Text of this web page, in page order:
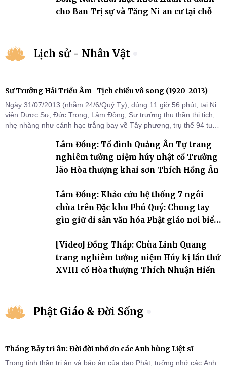
cho Ban Trị sự và Tăng Ni an cư tại chỗ
Lịch sử - Nhân Vật
Sư Trưởng Hải Triều Âm- Tịch chiếu vô song (1920-2013)
Ngày 31/07/2013 (nhằm 24/6/Quý Tỵ), đúng 11 giờ 56 phút, tại Ni
viện Dược Sư, Đức Trọng, Lâm Đồng, Sư trưởng thu thần thị tịch,
nhẹ nhàng như cánh hạc trắng bay về Tây phương, trụ thế 94 tuổi
Lâm Đồng: Tổ đình Quảng Ân Tự trang
nghiêm tưởng niệm húy nhật cố Trưởng
lão Hòa thượng khai sơn Thích Hồng Ân
Lâm Đồng: Khảo cứu hệ thống 7 ngôi
chùa trên Đặc khu Phú Quý: Chung tay
gìn giữ di sản văn hóa Phật giáo nơi biển
[Video] Đồng Tháp: Chùa Linh Quang
trang nghiêm tưởng niệm Húy kị lần thứ
XVIII cố Hòa thượng Thích Nhuận Hiền
Phật Giáo & Đời Sống
Tháng Bảy tri ân: Đời đời nhớ ơn các Anh hùng Liệt sĩ
Trong tinh thần tri ân và báo ân của đạo Phật, tưởng nhớ các Anh